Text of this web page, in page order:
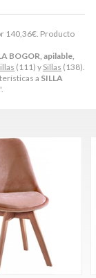
140,36€ . Producto
BOGOR, apilable,
(111) y Sillas (138).
a SILLA